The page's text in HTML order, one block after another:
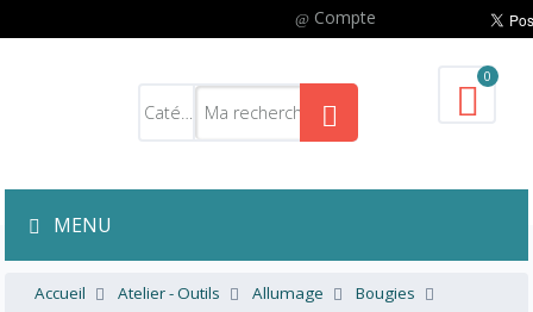
Compte
0
MENU
Accueil Atelier - Outils Allumage
Bougies